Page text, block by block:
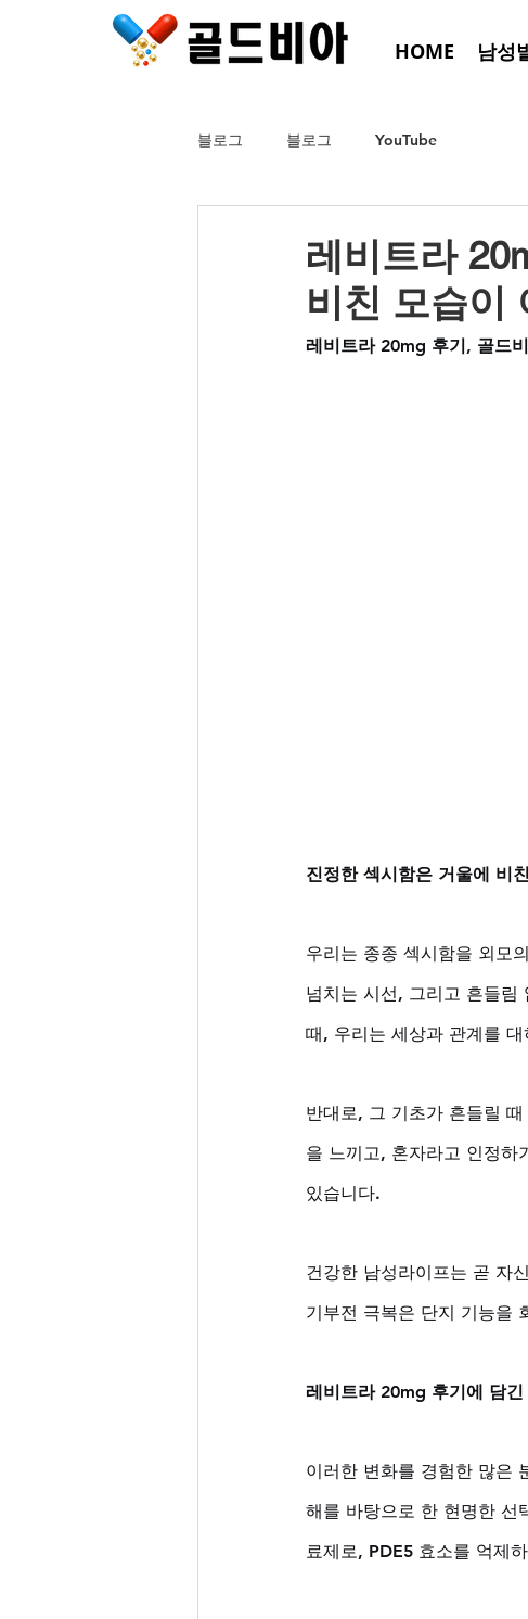
HOME 남성
블로그 블로그 YouTube
레비트라
비친 모습이
레비트라 20mg 후기, 골드
진정한 섹시함은 거울에 비
우리는 종종 섹시함을 외모
넘치는 시선, 그리고 흔들림
때, 우리는 세상과 관계를
반대로, 그 기초가 흔들릴
을 느끼고, 혼자라고 인정하
있습니다.
건강한 남성라이프는 곧 자
기부전 극복은 단지 기능을
레비트라 20mg 후기에 담긴
이러한 변화를 경험한 많은
해를 바탕으로 한 현명한 선
료제로, PDE5 효소를 억제